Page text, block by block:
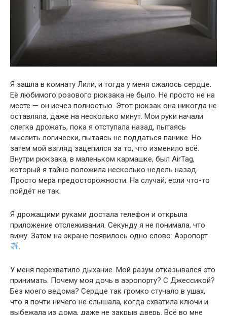
Я зашла в комнату Лили, и тогда у меня сжалось сердце.
Её любимого розового рюкзака не было. Не просто не на
месте — он исчез полностью. Этот рюкзак она никогда не
оставляла, даже на несколько минут. Мои руки начали
слегка дрожать, пока я отступала назад, пытаясь
мыслить логически, пытаясь не поддаться панике. Но
затем мой взгляд зацепился за то, что изменило всё.
Внутри рюкзака, в маленьком кармашке, был AirTag,
который я тайно положила несколько недель назад.
Просто мера предосторожности. На случай, если что-то
пойдёт не так.
Я дрожащими руками достала телефон и открыла
приложение отслеживания. Секунду я не понимала, что
вижу. Затем на экране появилось одно слово: Аэропорт
.
У меня перехватило дыхание. Мой разум отказывался это
принимать. Почему моя дочь в аэропорту? С Джессикой?
Без моего ведома? Сердце так громко стучало в ушах,
что я почти ничего не слышала, когда схватила ключи и
выбежала из дома, даже не закрыв дверь. Всё во мне